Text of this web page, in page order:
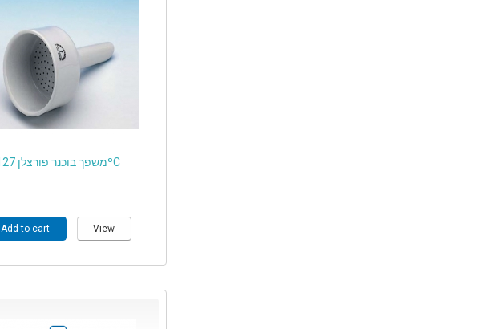
משפך בוכנר פורצלן 127ºC
Add to cart View